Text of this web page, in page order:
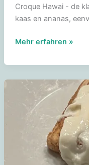
Croque Hawai - de
kaas en ananas,
Croque
Mehr erfahren »